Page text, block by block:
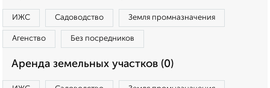
ИЖС Садоводство Земля промназначения
Агенство Без посредников
Аренда земельных участков (0)